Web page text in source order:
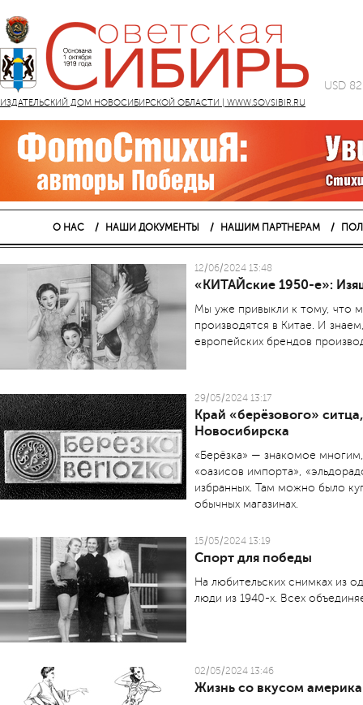
ИЗДАТЕЛЬСКИЙ ДОМ НОВОСИБИРСКОЙ ОБЛАСТИ | WWW.SOVSIBIR.RU
USD
О НАС НАШИ ДОКУМЕНТЫ НАШИМ ПАРТНЕРАМ
12/06/2024 13:48
«КИТАЙские 1950-е»:
Мы уже привыкли к тому, что
производятся в Китае. И
европейских брендов
29/05/2024 13:17
Край «берёзового»
Новосибирска
«Берёзка» — знакомое
«оазисов импорта»,
избранных. Там можно было
обычных магазинах.
15/05/2024 13:19
Спорт для победы
На любительских снимках из
люди из 1940-х. Всех
02/05/2024 13:46
Жизнь со вкусом